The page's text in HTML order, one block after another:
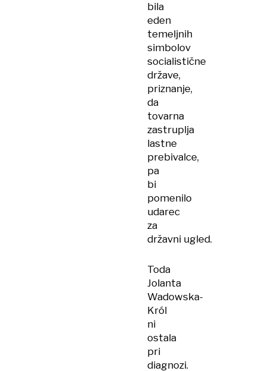
bila
eden
temeljnih
simbolov
socialistične
države,
priznanje,
da
tovarna
zastruplja
lastne
prebivalce,
pa
bi
pomenilo
udarec
za
državni ugled.
Toda
Jolanta
Wadowska-
Król
ni
ostala
pri
diagnozi.